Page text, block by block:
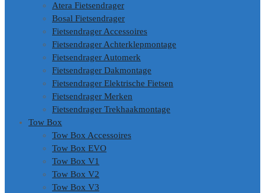
Atera Fietsendrager
Bosal Fietsendrager
Fietsendrager Accessoires
Fietsendrager Achterklepmontage
Fietsendrager Automerk
Fietsendrager Dakmontage
Fietsendrager Elektrische Fietsen
Fietsendrager Merken
Fietsendrager Trekhaakmontage
Tow Box
Tow Box Accessoires
Tow Box EVO
Tow Box V1
Tow Box V2
Tow Box V3